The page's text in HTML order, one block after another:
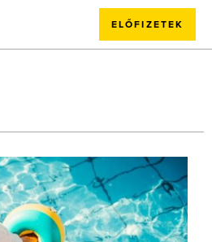
ELŐFIZETEK